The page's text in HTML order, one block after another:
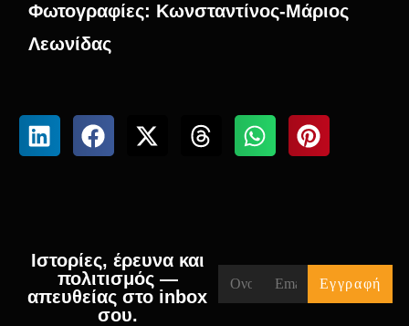
Φωτογραφίες: Κωνσταντίνος-Μάριος
Λεωνίδας
Ιστορίες, έρευνα και
πολιτισμός —
απευθείας στο inbox
σου.